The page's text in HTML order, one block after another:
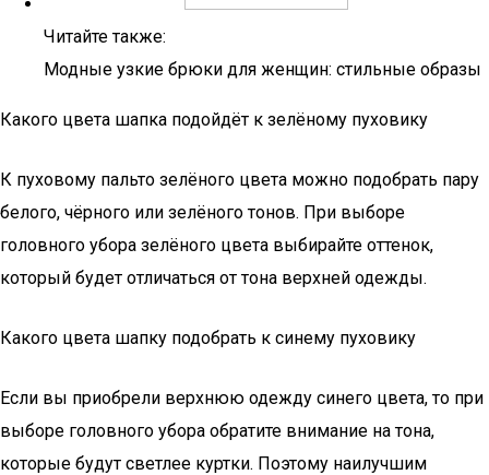
Читайте также:
Модные узкие брюки для женщин: стильные образы
Какого цвета шапка подойдёт к зелёному пуховику
К пуховому пальто зелёного цвета можно подобрать пару
белого, чёрного или зелёного тонов. При выборе
головного убора зелёного цвета выбирайте оттенок,
который будет отличаться от тона верхней одежды.
Какого цвета шапку подобрать к синему пуховику
Если вы приобрели верхнюю одежду синего цвета, то при
выборе головного убора обратите внимание на тона,
которые будут светлее куртки. Поэтому наилучшим